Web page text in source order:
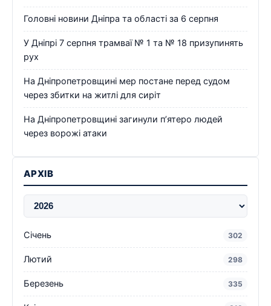
Головні новини Дніпра та області за 6 серпня
У Дніпрі 7 серпня трамваї № 1 та № 18 призупинять
рух
На Дніпропетровщині мер постане перед судом
через збитки на житлі для сиріт
На Дніпропетровщині загинули п’ятеро людей
через ворожі атаки
АРХІВ
Січень 302
Лютий 298
Березень 335